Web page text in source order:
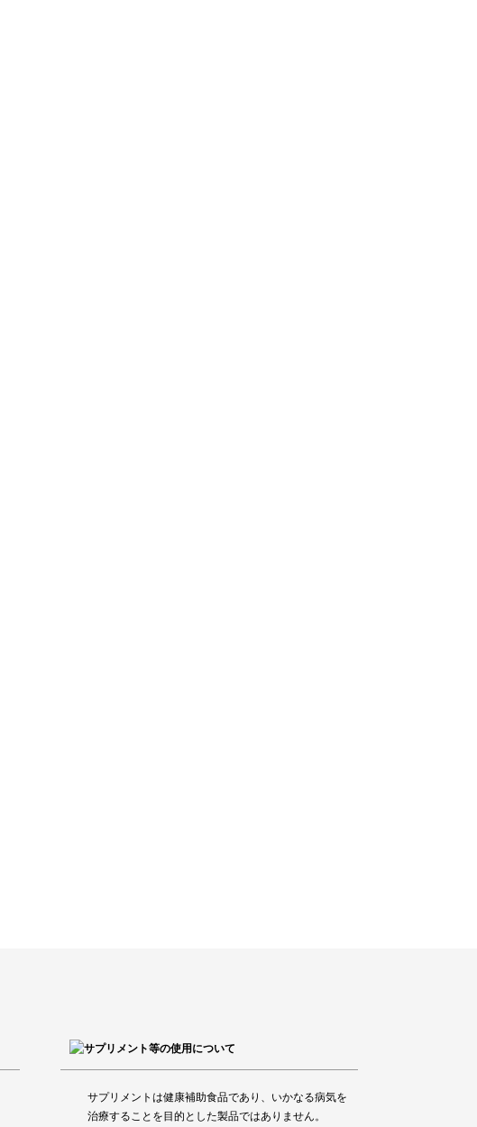
サプリメントは健康補助食品であり、いかなる病気を
治療することを目的とした製品ではありません。